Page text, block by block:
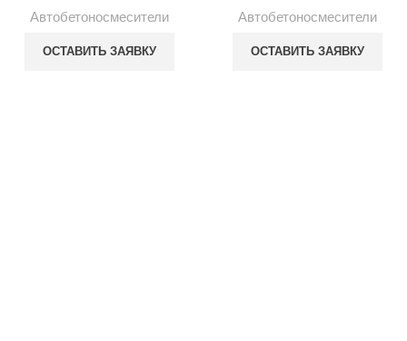
Автобетоносмесители
ОСТАВИТЬ ЗАЯВКУ
Автобетоносмесители
ОСТАВИТЬ ЗАЯВКУ